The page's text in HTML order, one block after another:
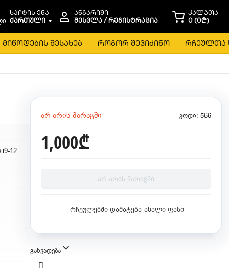
საიტის ენა
ᲥᲐᲠᲗᲣᲚᲘ
ანგარიში
ᲨᲔᲡᲕᲚᲐ / ᲠᲔᲒᲘᲡᲢᲠᲐᲪᲘᲐ
კალათა
0 (0₾)
მიწოდების შესახებ როგორ შევიძინო რჩეულთა
Intel Core i9 (12th Gen) i9-12900KS 5.5GHz
არ არის მარაგში კოდი: 566
1,000₾
არ არის მარაგში
რჩეულებში დამატება ახალი ფასი
განვადება